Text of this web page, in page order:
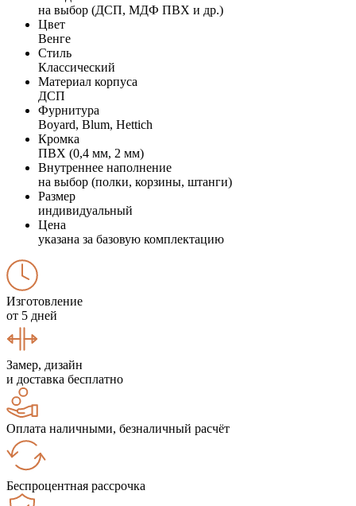
на выбор (ДСП, МДФ ПВХ и др.)
Цвет
Венге
Стиль
Классический
Материал корпуса
ДСП
Фурнитура
Boyard, Blum, Hettich
Кромка
ПВХ (0,4 мм, 2 мм)
Внутреннее наполнение
на выбор (полки, корзины, штанги)
Размер
индивидуальный
Цена
указана за базовую комплектацию
Изготовление
от 5 дней
Замер, дизайн
и доставка бесплатно
Оплата наличными, безналичный расчёт
Беспроцентная рассрочка